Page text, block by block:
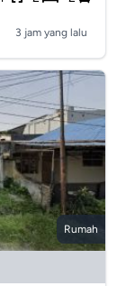
3 jam yang lalu
Rumah